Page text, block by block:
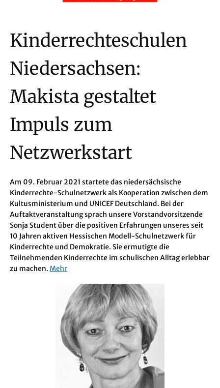
Kinderrechteschulen
Niedersachsen:
Makista gestaltet
Impuls zum
Netzwerkstart
Am 09. Februar 2021 startete das niedersächsische
Kinderrechte-Schulnetzwerk als Kooperation zwischen dem
Kultusministerium und UNICEF Deutschland. Bei der
Auftaktveranstaltung sprach unsere Vorstandvorsitzende
Sonja Student über die positiven Erfahrungen unseres seit
10 Jahren aktiven Hessischen Modell-Schulnetzwerk für
Kinderrechte und Demokratie. Sie ermutigte die
Teilnehmenden Kinderrechte im schulischen Alltag erlebbar
zu machen. Mehr